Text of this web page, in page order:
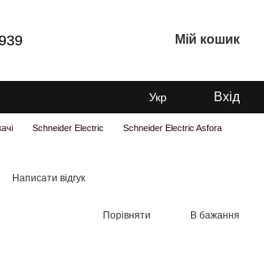
Мій кошик
Укр Вхід
Schneider Electric
Schneider Electric Asfora
Написати відгук
Порівняти В бажання